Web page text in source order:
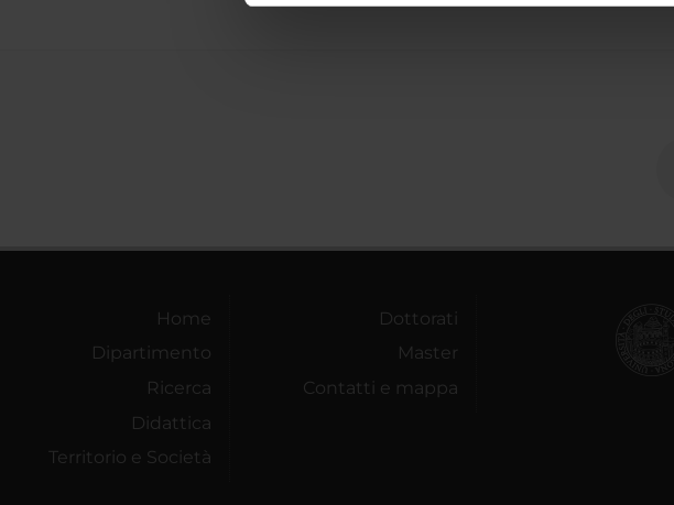
Home
Dipartimento
Ricerca
Didattica
Territorio e Società
Dottorati
Master
Contatti e mappa